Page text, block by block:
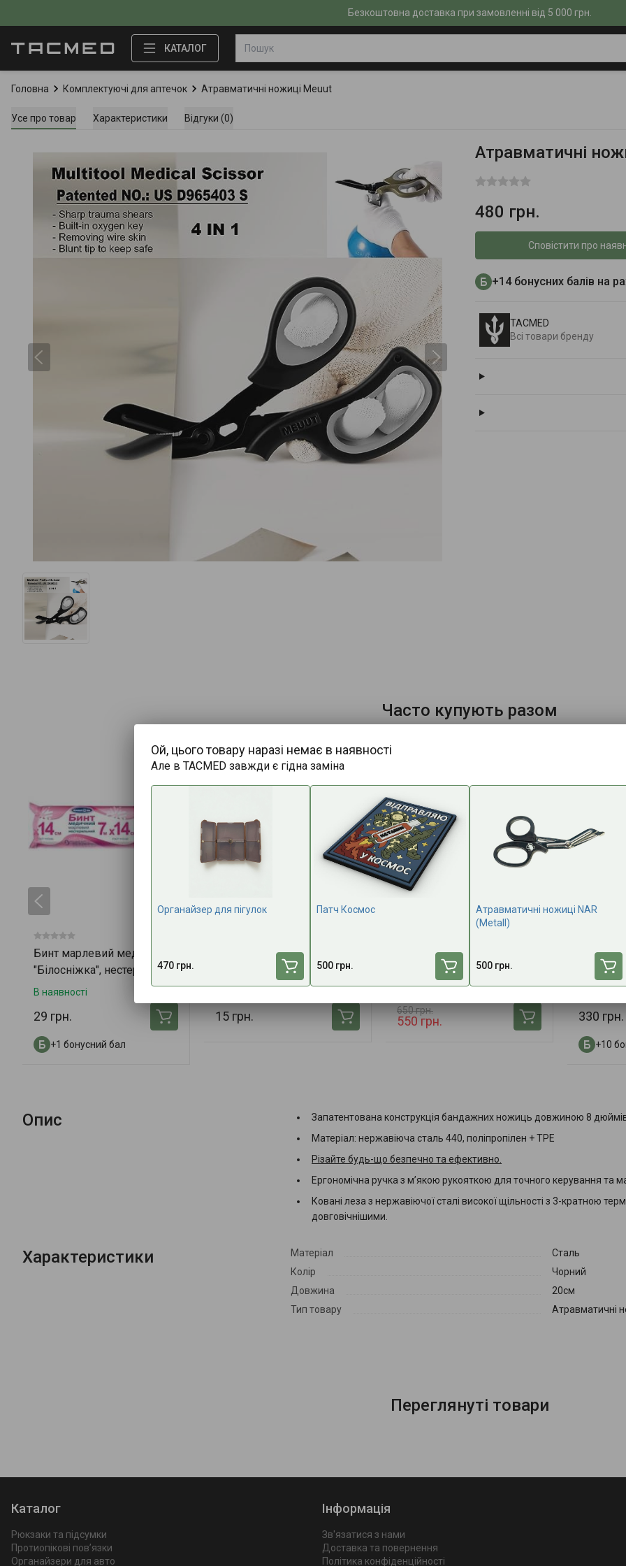
Безкоштовна доставка при замовленні від 5 000 грн.
КАТАЛОГ
Головна Комплектуючі для аптечок Атравматичні ножиці Meuut
Усе про товар Характеристики Відгуки (0)
Атравматичні
480 грн.
Сповістити про
+14 бонусних балів на
TACMED
Всі товари бренду
Часто купують разом
Бинт марлевий медичний
"Білосніжка", нестер., 7м x
14см
В наявності
29 грн.
+1 бонусний бал
Перманентний маркер
15 грн.
Підсумок під турнікет CAT
Gen7 Tacmed (Pixel)
650 грн.
550 грн. 330 грн.
+10
Опис
Запатентована конструкція бандажних ножиць довжиною 8
Матеріал: нержавіюча сталь 440, поліпропілен + TPE
Різайте будь-що безпечно та ефективно.
Ергономічна ручка з м’якою рукояткою для точного керування та
Ковані леза з нержавіючої сталі високої щільності з 3-кратною
довговічнішими.
Характеристики Матеріал
Сталь
Колір
Чорний
Довжина
20см
Тип товару
Атравматичні
Переглянуті товари
Каталог
Рюкзаки та підсумки
Протиопікові пов’язки
Органайзери для авто
Інформація
Зв'язатися з нами
Доставка та повернення
Політика конфіденційності
Ой, цього товару наразі немає в наявності
Але в TACMED завжди є гідна заміна
Органайзер для пігулок
470 грн.
Патч Космос
500 грн.
Атравматичні ножиці NAR
(Metall)
500 грн.